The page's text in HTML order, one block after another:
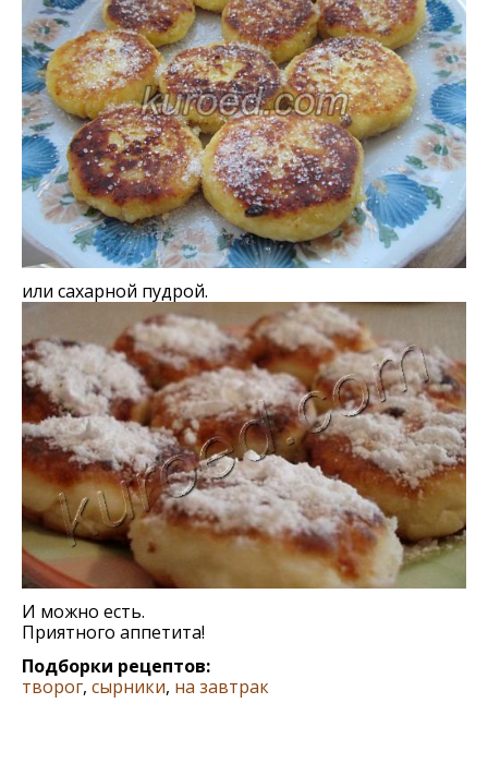
или сахарной пудрой.
И можно есть.
Приятного аппетита!
Подборки рецептов:
творог, сырники, на завтрак